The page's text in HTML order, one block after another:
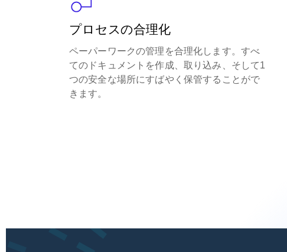
プロセスの合理化
ペーパーワークの管理を合理化します。すべ
てのドキュメントを作成、取り込み、そして1
つの安全な場所にすばやく保管することがで
きます。